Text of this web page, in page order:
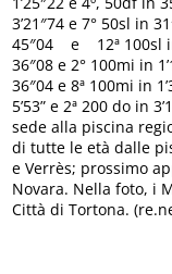
3’21″74 e 7° 50sl in
45″04 e 12ª 100sl
36″08 e 2° 100mi in
36″04 e 8ª 100mi in
5’53” e 2ª 200 do in
sede alla piscina
di tutte le età dalle
e Verrès; prossimo
Novara. Nella foto, i
Città di Tortona.